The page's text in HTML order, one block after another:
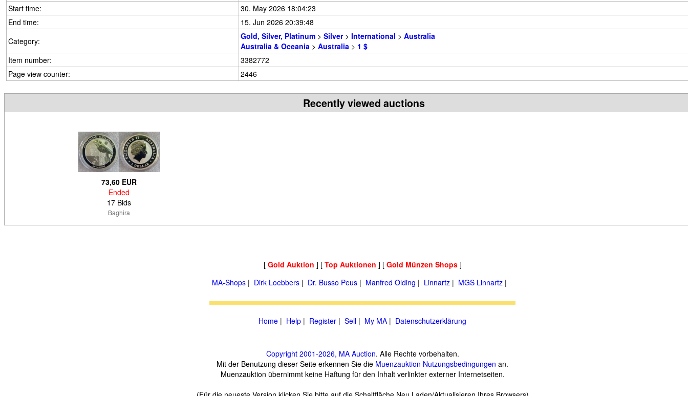
Start time:
30. May 2026 18:04:23
End time:
15. Jun 2026 20:39:48
Category:
Gold, Silver, Platinum > Silver> International > Australia
Australia & Oceania > Australia > 1 $
Item number:
3382772
Page view counter:
2446
Recently viewed auctions
73,60 EUR
Ended
17 Bids
Baghira
[ Gold Auktion ] [ Top Auktionen ] [ Gold Münzen Shops]
MA-Shops | Dirk Loebbers | Dr. Busso Peus | Manfred Olding | Linnartz | MGS Linnartz |
Home | Help | Register | Sell | My MA | Datenschutzerklärung
Copyright 2001-2026, MA Auction. Alle Rechte vorbehalten.
Mit der Benutzung dieser Seite erkennen Sie die Muenzauktion Nutzungsbedingungen an.
Muenzauktion übernimmt keine Haftung für den Inhalt verlinkter externer Internetseiten.